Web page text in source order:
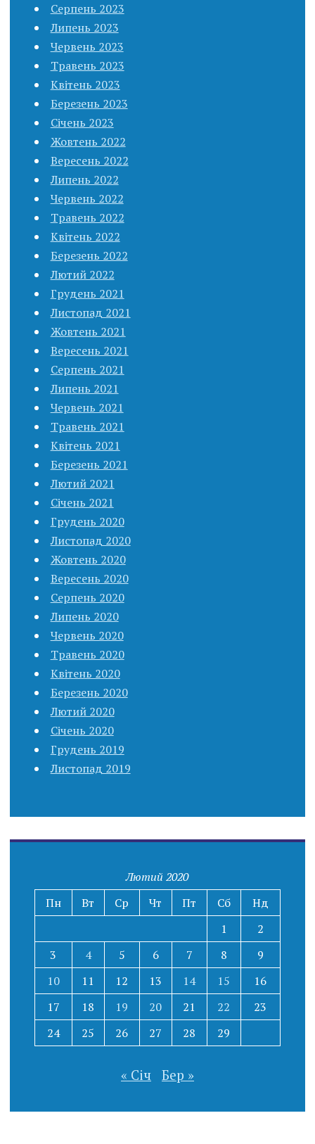
Серпень 2023
Липень 2023
Червень 2023
Травень 2023
Квітень 2023
Березень 2023
Січень 2023
Жовтень 2022
Вересень 2022
Липень 2022
Червень 2022
Травень 2022
Квітень 2022
Березень 2022
Лютий 2022
Грудень 2021
Листопад 2021
Жовтень 2021
Вересень 2021
Серпень 2021
Липень 2021
Червень 2021
Травень 2021
Квітень 2021
Березень 2021
Лютий 2021
Січень 2021
Грудень 2020
Листопад 2020
Жовтень 2020
Вересень 2020
Серпень 2020
Липень 2020
Червень 2020
Травень 2020
Квітень 2020
Березень 2020
Лютий 2020
Січень 2020
Грудень 2019
Листопад 2019
Лютий 2020
Пн
Вт Ср Чт Пт Сб
Нд
1
2
3
4 5 6 7 8
9
10
11 12 13 14 15
16
17
18 19 20 21 22
23
24
25 26 27 28 29
« Січ Бер »